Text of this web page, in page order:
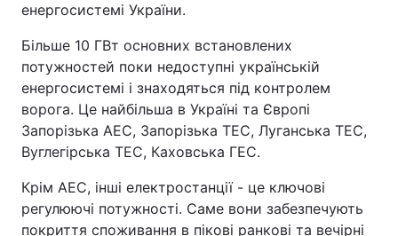
енергосистемі України.
Більше 10 ГВт основних встановлених
потужностей поки недоступні українській
енергосистемі і знаходяться під контролем
ворога. Це найбільша в Україні та Європі
Запорізька АЕС, Запорізька ТЕС, Луганська ТЕС,
Вуглегірська ТЕС, Каховська ГЕС.
Крім АЕС, інші електростанції - це ключові
регулюючі потужності. Саме вони забезпечують
покриття споживання в пікові ранкові та вечірні